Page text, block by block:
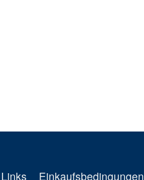
Links Einkaufsbedingungen